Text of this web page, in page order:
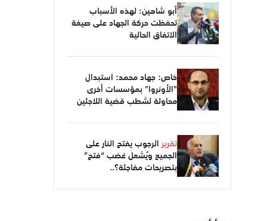
أبو شاهين: لهذه الأسباب
تحفظت حركة الجهاد على صيغة
الاتفاق الحالية
خاص: جهاد محمد: استبدال
"الأونروا" بمؤسسات أخرى
محاولة لشطب قضية اللاجئين
تقرير الرجوب يفتح النار على
الجميع ويُشعل غضب “فتح”
بتصريحات مفاجئة؟..